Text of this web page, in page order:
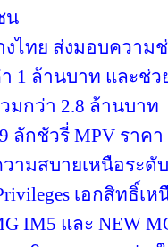
น
ไทย ส่งมอบความ
1 ล้านบาท และช่
มกว่า 2.8 ล้านบาท
ลักชัวรี่ MPV ราค
วามสบายเหนือระ
เอกสิทธิ์
IM5 และ NEW